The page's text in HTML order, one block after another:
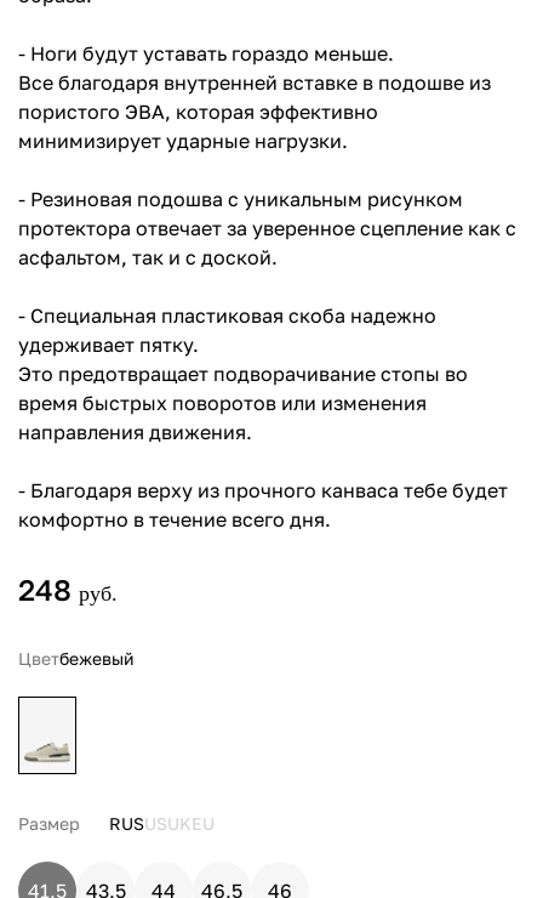
- Ноги будут уставать гораздо меньше.
Все благодаря внутренней вставке в подошве из
пористого ЭВА, которая эффективно
минимизирует ударные нагрузки.
- Резиновая подошва с уникальным рисунком
протектора отвечает за уверенное сцепление как с
асфальтом, так и с доской.
- Специальная пластиковая скоба надежно
удерживает пятку.
Это предотвращает подворачивание стопы во
время быстрых поворотов или изменения
направления движения.
- Благодаря верху из прочного канваса тебе будет
комфортно в течение всего дня.
248 руб.
Цветбежевый
Размер RUSUSUKEU
41,5 43,5 44 46,5 46